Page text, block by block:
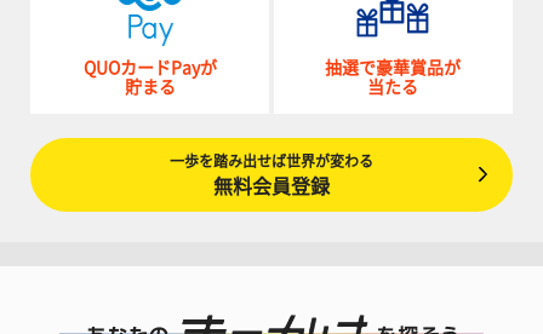
QUOカードPayが
貯まる
抽選で豪華賞品が
当たる
一歩を踏み出せば世界が変わる
無料会員登録